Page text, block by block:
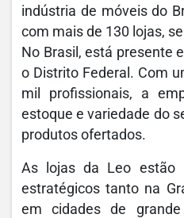
indústria de móveis do
com mais de 130 lojas,
No Brasil, está presente
o Distrito Federal. Com
mil profissionais, a
estoque e variedade do
produtos ofertados.
As lojas da Leo estão
estratégicos tanto na
em cidades de